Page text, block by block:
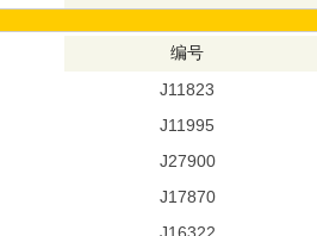
编号
J11823
J11995
J27900
J17870